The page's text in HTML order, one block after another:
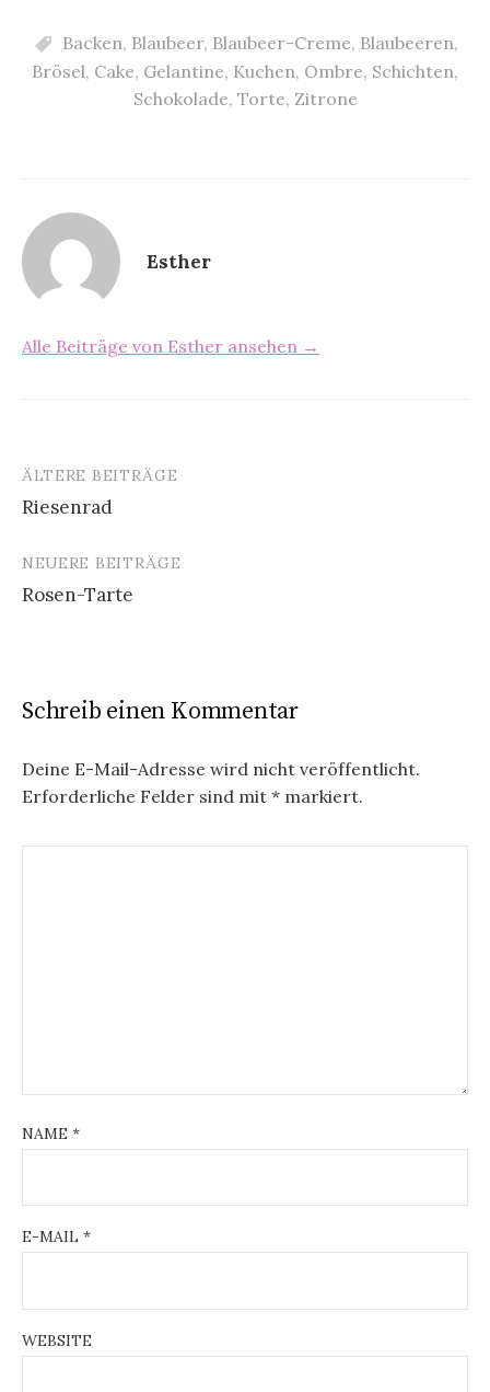
Backen, Blaubeer, Blaubeer-Creme, Blaubeeren,
Brösel, Cake, Gelantine, Kuchen, Ombre, Schichten,
Schokolade, Torte, Zitrone
Esther
Alle Beiträge von Esther ansehen →
e
r
g
s
n
o
ÄLTERE BEITRÄGE
Riesenrad
NEUERE BEITRÄGE
Rosen-Tarte
Schreib einen Kommentar
Deine E-Mail-Adresse wird nicht veröffentlicht.
Erforderliche Felder sind mit * markiert.
NAME *
E-MAIL *
WEBSITE